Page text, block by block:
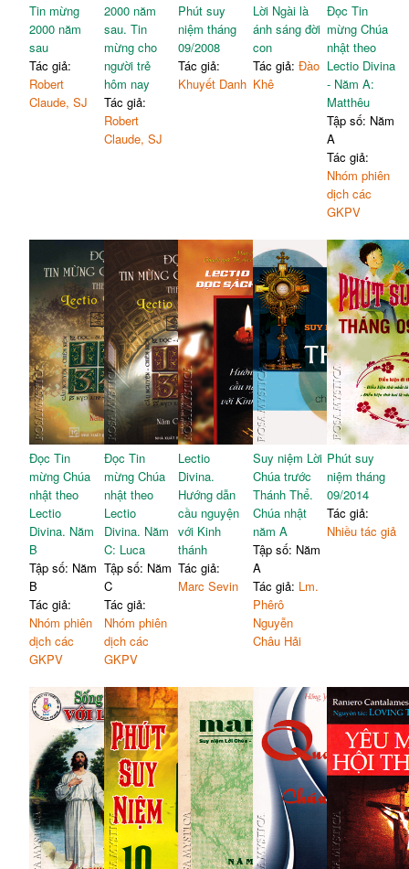
Tin mừng
2000 năm
sau
Tác giả:
Robert
Claude, SJ
2000 năm
sau. Tin
mừng cho
người trẻ
hôm nay
Tác giả:
Robert
Claude, SJ
Phút suy
niệm tháng
09/2008
Tác giả:
Khuyết Danh
Lời Ngài là
ánh sáng đời
con
Tác giả: Đào
Khê
Đọc Tin
mừng Chúa
nhật theo
Lectio Divina
- Năm A:
Matthêu
Tập số: Năm
A
Tác giả:
Nhóm phiên
dịch các
GKPV
Đọc Tin
mừng Chúa
nhật theo
Lectio
Divina. Năm
B
Tập số: Năm
B
Tác giả:
Nhóm phiên
dịch các
GKPV
Đọc Tin
mừng Chúa
nhật theo
Lectio
Divina. Năm
C: Luca
Tập số: Năm
C
Tác giả:
Nhóm phiên
dịch các
GKPV
Lectio
Divina.
Hướng dẫn
cầu nguyện
với Kinh
thánh
Tác giả:
Marc Sevin
Suy niệm Lời
Chúa trước
Thánh Thể.
Chúa nhật
năm A
Tập số: Năm
A
Tác giả: Lm.
Phêrô
Nguyễn
Châu Hải
Phút suy
niệm tháng
09/2014
Tác giả:
Nhiều tác giả